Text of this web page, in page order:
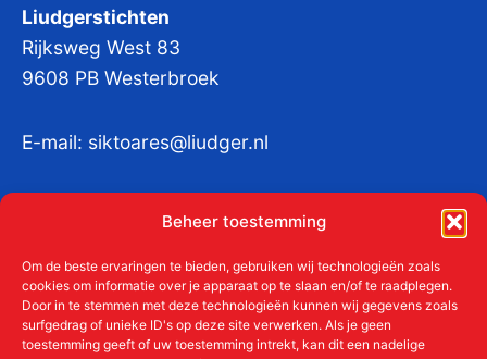
Beheer toestemming
Om de beste ervaringen te bieden, gebruiken wij technologieën zoals
cookies om informatie over je apparaat op te slaan en/of te raadplegen.
Door in te stemmen met deze technologieën kunnen wij gegevens zoals
surfgedrag of unieke ID's op deze site verwerken. Als je geen
toestemming geeft of uw toestemming intrekt, kan dit een nadelige
Liudgerstichten
Rijksweg West 83
9608 PB Westerbroek
E-mail: siktoares@liudger.nl
KvKnr:41011712
Meer over de Liudgerstichten